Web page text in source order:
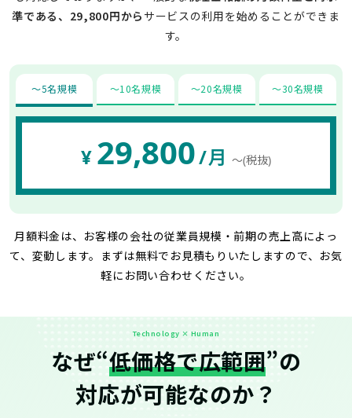
準である、29,800円から サービスの利用を始めることができま
す。
〜5名規模 〜10名規模 〜20名規模 〜30名規模
¥ 29,800/月 〜(税抜)
月額料金は、お客様の会社の従業員規模・前期の売上高によっ
て、変動します。 まずは無料でお見積もりいたしますので、お気
軽にお問い合わせください。
Technology × Human
なぜ“低価格で広範囲”の
対応が可能なのか？